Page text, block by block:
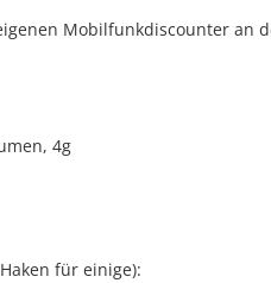
Mobilfunkdiscounter an
4g
für einige):